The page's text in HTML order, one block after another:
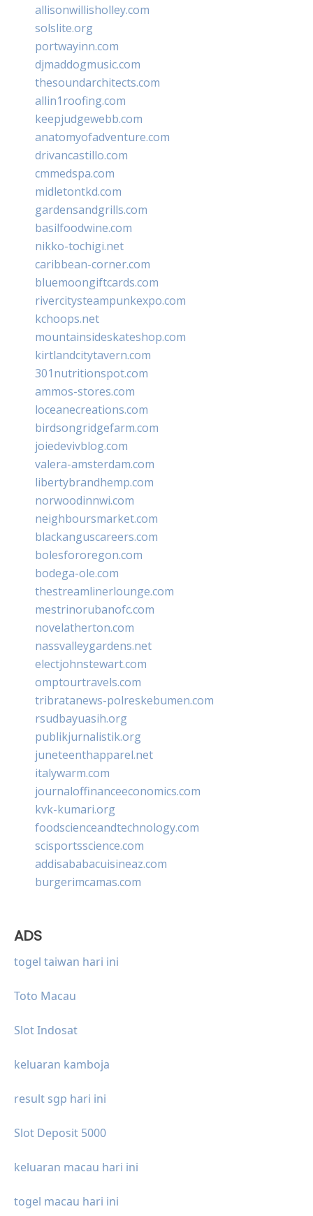
allisonwillisholley.com
solslite.org
portwayinn.com
djmaddogmusic.com
thesoundarchitects.com
allin1roofing.com
keepjudgewebb.com
anatomyofadventure.com
drivancastillo.com
cmmedspa.com
midletontkd.com
gardensandgrills.com
basilfoodwine.com
nikko-tochigi.net
caribbean-corner.com
bluemoongiftcards.com
rivercitysteampunkexpo.com
kchoops.net
mountainsideskateshop.com
kirtlandcitytavern.com
301nutritionspot.com
ammos-stores.com
loceanecreations.com
birdsongridgefarm.com
joiedevivblog.com
valera-amsterdam.com
libertybrandhemp.com
norwoodinnwi.com
neighboursmarket.com
blackanguscareers.com
bolesfororegon.com
bodega-ole.com
thestreamlinerlounge.com
mestrinorubanofc.com
novelatherton.com
nassvalleygardens.net
electjohnstewart.com
omptourtravels.com
tribratanews-polreskebumen.com
rsudbayuasih.org
publikjurnalistik.org
juneteenthapparel.net
italywarm.com
journaloffinanceeconomics.com
kvk-kumari.org
foodscienceandtechnology.com
scisportsscience.com
addisababacuisineaz.com
burgerimcamas.com
ADS
togel taiwan hari ini
Toto Macau
Slot Indosat
keluaran kamboja
result sgp hari ini
Slot Deposit 5000
keluaran macau hari ini
togel macau hari ini